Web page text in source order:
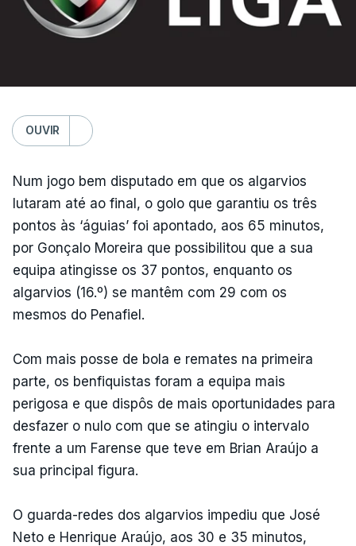
OUVIR
Num jogo bem disputado em que os algarvios
lutaram até ao final, o golo que garantiu os três
pontos às ‘águias’ foi apontado, aos 65 minutos,
por Gonçalo Moreira que possibilitou que a sua
equipa atingisse os 37 pontos, enquanto os
algarvios (16.º) se mantêm com 29 com os
mesmos do Penafiel.
Com mais posse de bola e remates na primeira
parte, os benfiquistas foram a equipa mais
perigosa e que dispôs de mais oportunidades para
desfazer o nulo com que se atingiu o intervalo
frente a um Farense que teve em Brian Araújo a
sua principal figura.
O guarda-redes dos algarvios impediu que José
Neto e Henrique Araújo, aos 30 e 35 minutos,